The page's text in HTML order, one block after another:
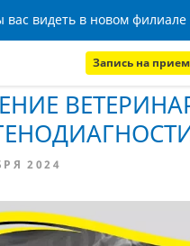
Запись на прием
2024